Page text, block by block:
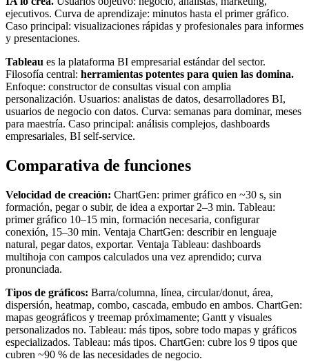
ejecutivos. Curva de aprendizaje: minutos hasta el primer gráfico.
Caso principal: visualizaciones rápidas y profesionales para informes
y presentaciones.
Tableau es la plataforma BI empresarial estándar del sector.
Filosofía central: herramientas potentes para quien las domina.
Enfoque: constructor de consultas visual con amplia
personalización. Usuarios: analistas de datos, desarrolladores BI,
usuarios de negocio con datos. Curva: semanas para dominar, meses
para maestría. Caso principal: análisis complejos, dashboards
empresariales, BI self-service.
Comparativa de funciones
Velocidad de creación: ChartGen: primer gráfico en ~30 s, sin
formación, pegar o subir, de idea a exportar 2–3 min. Tableau:
primer gráfico 10–15 min, formación necesaria, configurar
conexión, 15–30 min. Ventaja ChartGen: describir en lenguaje
natural, pegar datos, exportar. Ventaja Tableau: dashboards
multihoja con campos calculados una vez aprendido; curva
pronunciada.
Tipos de gráficos: Barra/columna, línea, circular/donut, área,
dispersión, heatmap, combo, cascada, embudo en ambos. ChartGen:
mapas geográficos y treemap próximamente; Gantt y visuales
personalizados no. Tableau: más tipos, sobre todo mapas y gráficos
especializados. Tableau: más tipos. ChartGen: cubre los 9 tipos que
cubren ~90 % de las necesidades de negocio.